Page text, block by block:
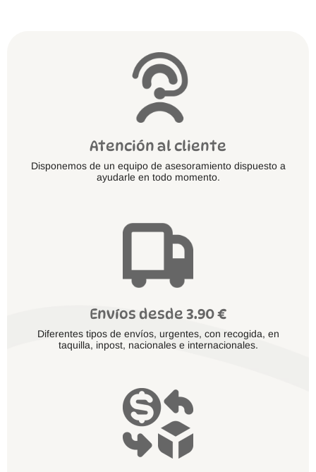
Atención al cliente
Disponemos de un equipo de asesoramiento dispuesto a
ayudarle en todo momento.
Envíos desde 3.90 €
Diferentes tipos de envíos, urgentes, con recogida, en
taquilla, inpost, nacionales e internacionales.